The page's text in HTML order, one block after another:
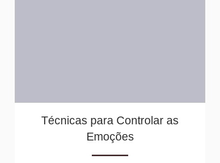
Técnicas para Controlar as
Emoções